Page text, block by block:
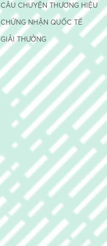
CÂU CHUYỆN THƯƠNG HIỆU
CHỨNG NHẬN QUỐC TẾ
GIẢI THƯỞNG